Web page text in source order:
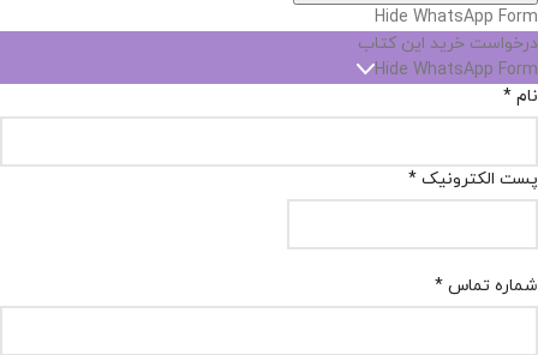
Hide WhatsApp Form
درخواست خرید این کتاب
Hide WhatsApp Form
نام *
پست الکترونیک *
شماره تماس *